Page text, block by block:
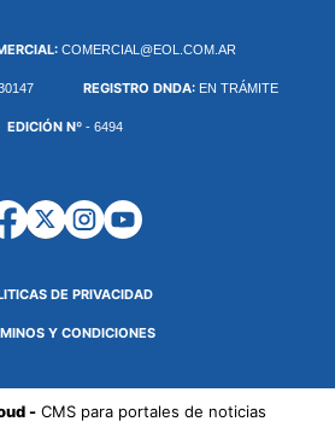
COMERCIAL@EOL.COM.AR
REGISTRO DNDA: EN TRÁMITE
EDICIÓN Nº - 6494
DE PRIVACIDAD
Y CONDICIONES
-CMS para portales de noticias